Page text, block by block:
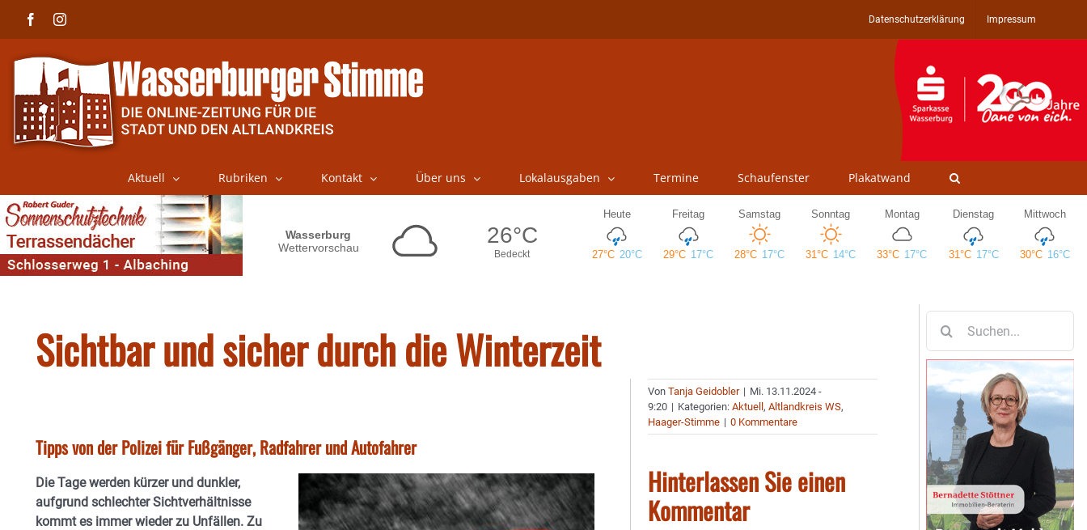
FacebookInstagram Datenschutzerklärung Impressum
Aktuell Rubriken Kontakt Über uns Lokalausgaben Termine Schaufenster Plakatwand
Sichtbar und sicher durch die Winterzeit
Tipps von der Polizei für Fußgänger, Radfahrer und Autofahrer
Die Tage werden kürzer und dunkler,
aufgrund schlechter Sichtverhältnisse
kommt es immer wieder zu Unfällen. Zu
VonTanja Geidobler | Mi. 13.11.2024 -
9:20 | Kategorien:Aktuell,Altlandkreis WS,
Haager-Stimme | 0 Kommentare
Hinterlassen Sie einen
Kommentar
nach: